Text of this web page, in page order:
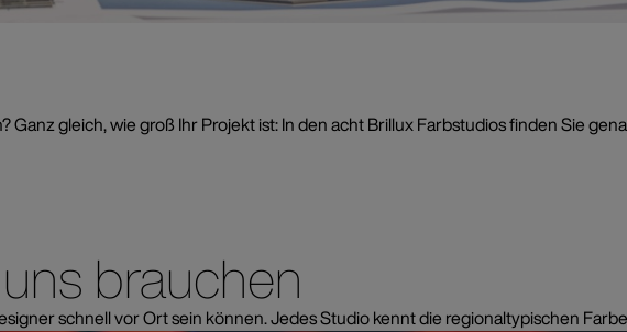
und Leidenschaft für
gleich, wie groß Ihr Projekt ist: In den acht Brillux Farbstudios finden Sie
brauchen
schnell vor Ort sein können. Jedes Studio kennt die regionaltypischen